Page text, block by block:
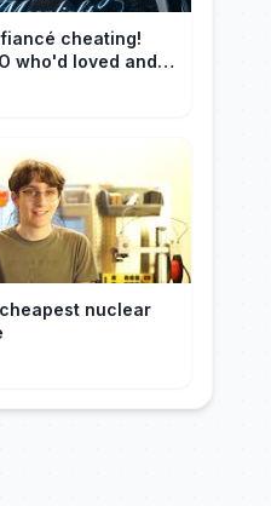
cheating!
who'd loved and
years. ❤️
nuclear